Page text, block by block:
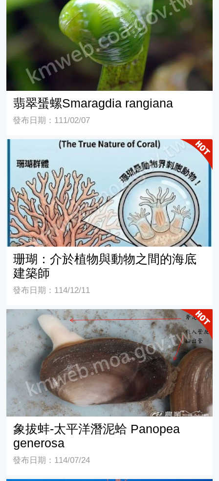
翡翠蜑螺Smaragdia rangiana
發布日期：111/02/07
珊瑚：介於植物與動物之間的海底建築師
珊瑚：介於植物與動物之間的海底
建築師
發布日期：114/12/11
象拔蚌-太平洋潛泥蛤 Panopea generosa
象拔蚌-太平洋潛泥蛤 Panopea
generosa
發布日期：114/07/24